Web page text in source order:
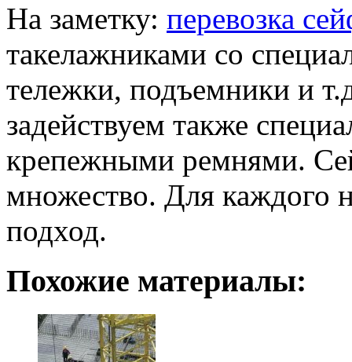
На заметку: перевозка
такелажниками со
тележки, подъемники и
задействуем также
крепежными ремнями.
множество. Для каждого
подход.
Похожие материалы: